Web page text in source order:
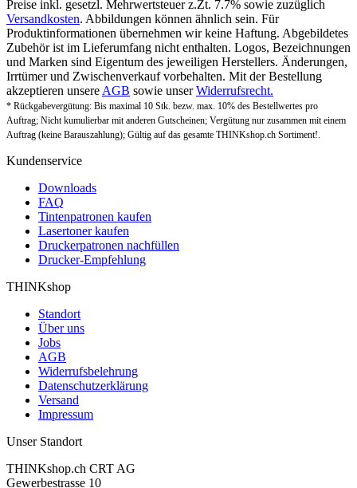
Preise inkl. gesetzl. Mehrwertsteuer z.Zt. 7.7% sowie zuzüglich
Versandkosten. Abbildungen können ähnlich sein. Für
Produktinformationen übernehmen wir keine Haftung. Abgebildetes
Zubehör ist im Lieferumfang nicht enthalten. Logos, Bezeichnungen
und Marken sind Eigentum des jeweiligen Herstellers. Änderungen,
Irrtümer und Zwischenverkauf vorbehalten. Mit der Bestellung
akzeptieren unsereAGB sowie unserWiderrufsrecht.
* Rückgabevergütung: Bis maximal 10 Stk. bezw. max. 10% des Bestellwertes pro
Auftrag; Nicht kumulierbar mit anderen Gutscheinen; Vergütung nur zusammen mit einem
Auftrag (keine Barauszahlung); Gültig auf das gesamte THINKshop.ch Sortiment!.
Kundenservice
Downloads
FAQ
Tintenpatronen kaufen
Lasertoner kaufen
Druckerpatronen nachfüllen
Drucker-Empfehlung
THINKshop
Standort
Über uns
Jobs
AGB
Widerrufsbelehrung
Datenschutzerklärung
Versand
Impressum
Unser Standort
THINKshop.ch CRT AG
Gewerbestrasse 10